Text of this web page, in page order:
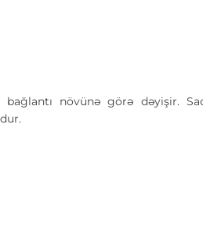
növünə görə dəyişir.